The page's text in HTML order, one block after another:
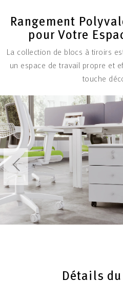
Rangement
pour Votre
La collection de blocs à tiroirs
un espace de travail propre et
touche
Détails